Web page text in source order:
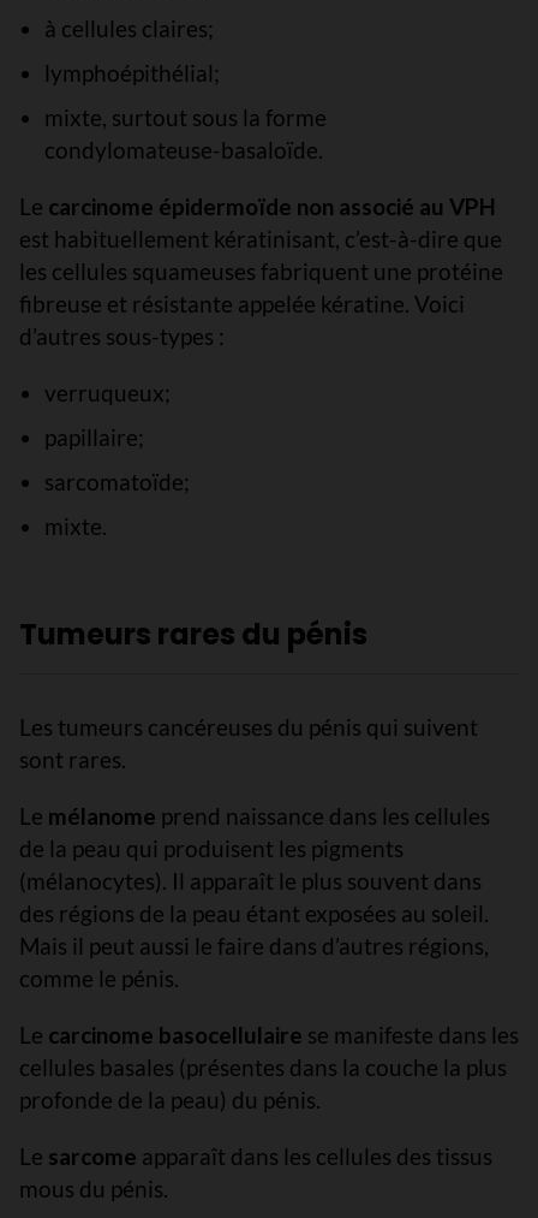
à cellules claires;
lymphoépithélial;
mixte, surtout sous la forme
condylomateuse-basaloïde.
Le carcinome épidermoïde non associé au VPH
est habituellement kératinisant, c’est-à-dire que
les cellules squameuses fabriquent une protéine
fibreuse et résistante appelée kératine. Voici
d’autres sous-types :
verruqueux;
papillaire;
sarcomatoïde;
mixte.
Tumeurs rares du pénis
Les tumeurs cancéreuses du pénis qui suivent
sont rares.
Le mélanome prend naissance dans les cellules
de la peau qui produisent les pigments
(mélanocytes). Il apparaît le plus souvent dans
des régions de la peau étant exposées au soleil.
Mais il peut aussi le faire dans d’autres régions,
comme le pénis.
Le carcinome basocellulaire se manifeste dans les
cellules basales (présentes dans la couche la plus
profonde de la peau) du pénis.
Le sarcome apparaît dans les cellules des tissus
mous du pénis.